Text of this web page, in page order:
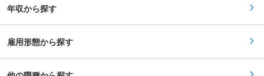
年収から探す
雇用形態から探す